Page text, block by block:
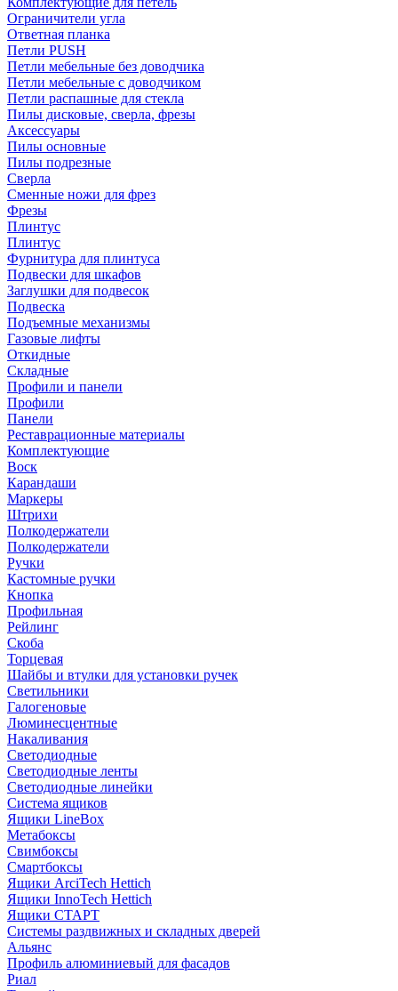
Ограничители угла
Ответная планка
Петли PUSH
Петли мебельные без доводчика
Петли мебельные с доводчиком
Петли распашные для стекла
Пилы дисковые, сверла, фрезы
Аксессуары
Пилы основные
Пилы подрезные
Сверла
Сменные ножи для фрез
Фрезы
Плинтус
Плинтус
Фурнитура для плинтуса
Подвески для шкафов
Заглушки для подвесок
Подвеска
Подъемные механизмы
Газовые лифты
Откидные
Складные
Профили и панели
Профили
Панели
Реставрационные материалы
Комплектующие
Воск
Карандаши
Маркеры
Штрихи
Полкодержатели
Полкодержатели
Ручки
Кастомные ручки
Кнопка
Профильная
Рейлинг
Скоба
Торцевая
Шайбы и втулки для установки ручек
Светильники
Галогеновые
Люминесцентные
Накаливания
Светодиодные
Светодиодные ленты
Светодиодные линейки
Система ящиков
Ящики LineBox
Метабоксы
Свимбоксы
Смартбоксы
Ящики ArciTech Hettich
Ящики InnoTech Hettich
Ящики СТАРТ
Системы раздвижных и складных дверей
Альянс
Профиль алюминиевый для фасадов
Риал